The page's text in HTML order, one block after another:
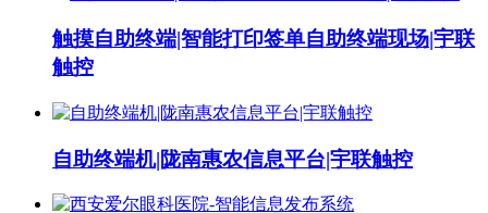
触摸自助终端|智能打印签单自助终端现场|宇联
触控
自助终端机|陇南惠农信息平台|宇联触控